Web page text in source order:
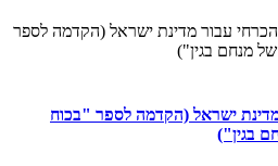
עבור מדינת ישראל (הקדמה לספר
מנחם בגין")
ישראל (הקדמה לספר "בכוח
בגין")